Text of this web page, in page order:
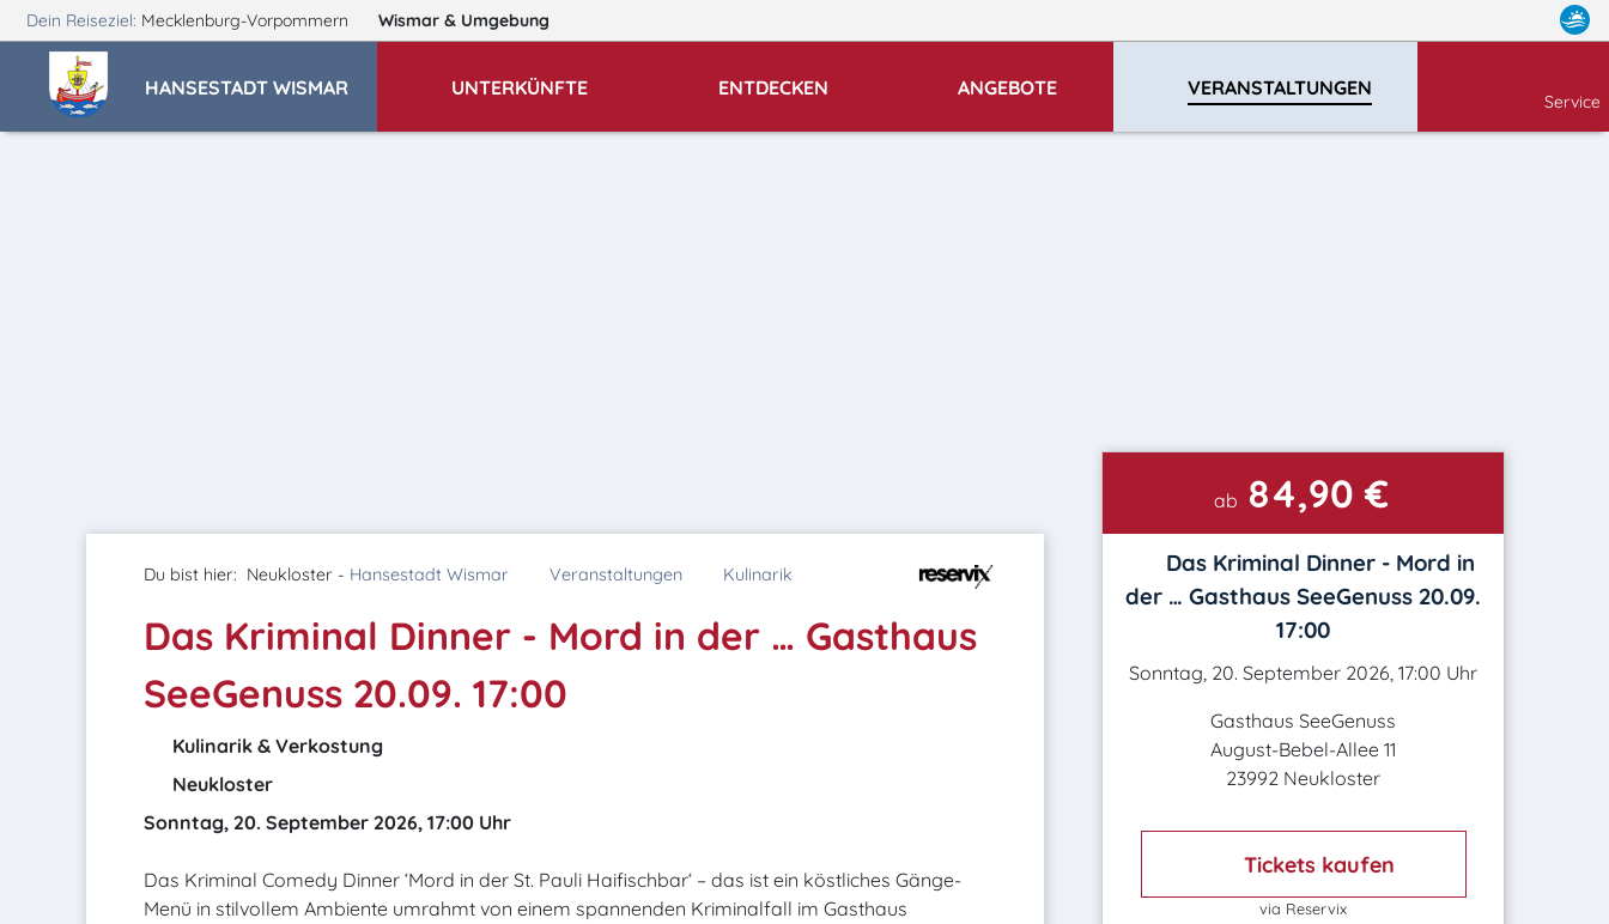
Dein Reiseziel: Mecklenburg-Vorpommern Wismar & Umgebung
HANSESTADT WISMAR UNTERKÜNFTE ENTDECKEN ANGEBOTE VERANSTALTUNGEN
Service
Du bist hier: Neukloster - Hansestadt Wismar Veranstaltungen Kulinarik
Das Kriminal Dinner - Mord in der … Gasthaus
SeeGenuss 20.09. 17:00
Kulinarik & Verkostung
Neukloster
Sonntag, 20. September 2026, 17:00 Uhr
Das Kriminal Comedy Dinner ‘Mord in der St. Pauli Haifischbar‘ – das ist ein köstliches Gänge-
Menü in stilvollem Ambiente umrahmt von einem spannenden Kriminalfall im Gasthaus
ab 84,90 €
Das Kriminal Dinner - Mord in
der … Gasthaus SeeGenuss 20.09.
17:00
Sonntag, 20. September 2026, 17:00 Uhr
Gasthaus SeeGenuss
August-Bebel-Allee 11
23992 Neukloster
Tickets kaufen
via Reservix